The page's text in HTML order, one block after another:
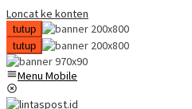
Loncat ke konten
tutup
tutup
Menu Mobile